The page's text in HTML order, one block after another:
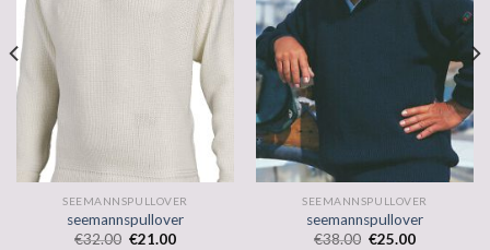
SEEMANNSPULLOVER
seemannspullover
€32.00 €21.00
SEEMANNSPULLOVER
seemannspullover
€38.00 €25.00